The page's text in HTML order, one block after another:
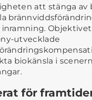
att stänga av
utvecklade
biokänsla i
för